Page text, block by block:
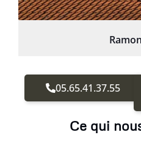
05.65.41.37.55
Ce qui